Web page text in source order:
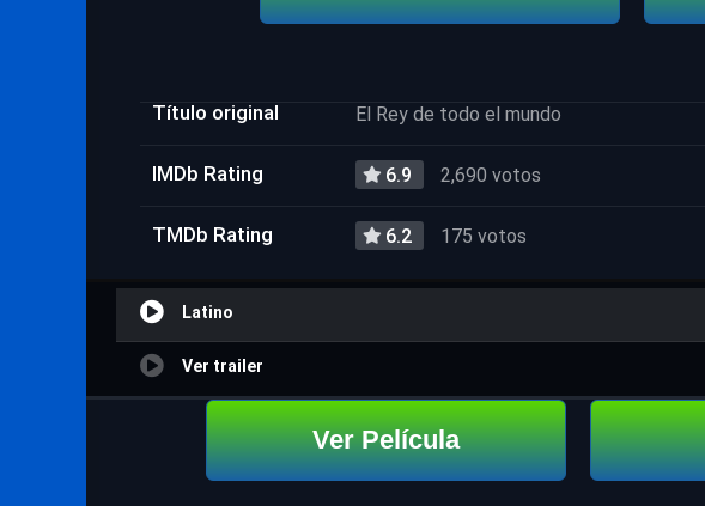
Título original El Rey de todo el mundo
IMDb Rating 6.9 2,690 votos
TMDb Rating 6.2 175 votos
Latino
Ver trailer
Ver Película